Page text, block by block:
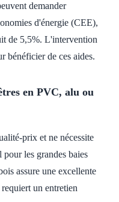
demander
d'énergie (CEE),
de 5,5%. L'intervention
bénéficier de ces aides.
en PVC, alu ou
prix et ne nécessite
les grandes baies
assure une excellente
un entretien